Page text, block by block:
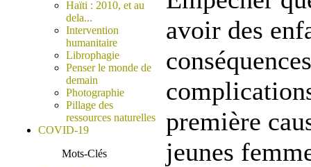
Haïti : 2010, et au
dela...
Intervention
humanitaire
Librophagie
Penser le monde de
demain
Photographie
Pillage des
ressources naturelles
COVID-19
Mots-Clés
avoir des
première
jeunes